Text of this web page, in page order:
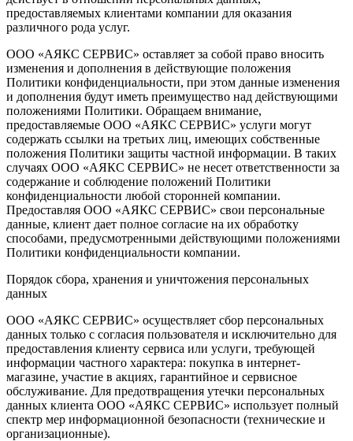
предоставляемых клиентами компании для оказания
различного рода услуг.
ООО «АЯКС СЕРВИС» оставляет за собой право вносить
изменения и дополнения в действующие положения
Политики конфиденциальности, при этом данные изменения
и дополнения будут иметь преимущество над действующими
положениями Политики. Обращаем внимание,
предоставляемые ООО «АЯКС СЕРВИС» услуги могут
содержать ссылки на третьих лиц, имеющих собственные
положения Политики защиты частной информации. В таких
случаях ООО «АЯКС СЕРВИС» не несет ответственности за
содержание и соблюдение положений Политики
конфиденциальности любой сторонней компании.
Предоставляя ООО «АЯКС СЕРВИС» свои персональные
данные, клиент дает полное согласие на их обработку
способами, предусмотренными действующими положениями
Политики конфиденциальности компании.
Порядок сбора, хранения и уничтожения персональных
данных
ООО «АЯКС СЕРВИС» осуществляет сбор персональных
данных только с согласия пользователя и исключительно для
предоставления клиенту сервиса или услуги, требующей
информации частного характера: покупка в интернет-
магазине, участие в акциях, гарантийное и сервисное
обслуживание. Для предотвращения утечки персональных
данных клиента ООО «АЯКС СЕРВИС» использует полный
спектр мер информационной безопасности (технические и
организационные).